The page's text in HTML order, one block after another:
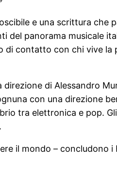
e una scrittura che
del panorama musicale
di contatto con chi vive la
di Alessandro
con una direzione
tra elettronica e pop.
il mondo – concludono i